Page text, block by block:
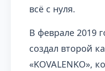
всё с нуля.
В феврале 2019
создал второй
«KOVALENKO»,